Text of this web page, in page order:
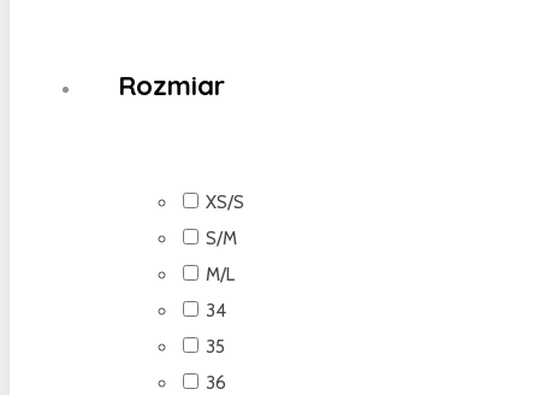
Rozmiar
XS/S
S/M
M/L
34
35
36